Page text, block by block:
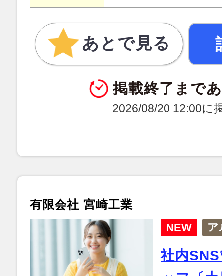
あとで見る
掲載終了まで
2026/08/20 12:00に
有限会社 宮崎工業
NEW ア
社内